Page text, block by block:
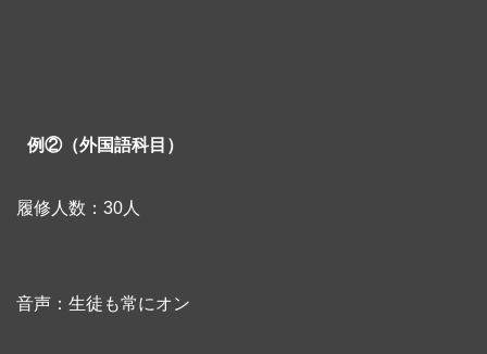
例②（外国語科目）
履修人数：30人
音声：生徒も常にオン